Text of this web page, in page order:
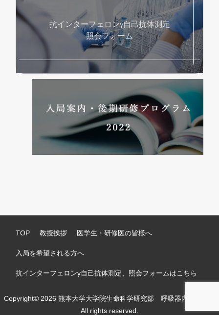
抗インターフェロンγ自己抗体測定
照会フォーム
TOP 教授挨拶 医学生・研修医の皆様へ
入局を希望される方へ
抗インターフェロンγ自己抗体測定、照会フォームはこちら
Copyright© 2026 熊本大学大学院生命科学研究部 呼吸器内科学分野
All rights reserved.